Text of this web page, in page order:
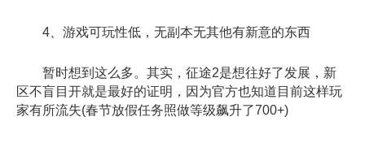
4、游戏可玩性低，无副本无其他有新意的东西
暂时想到这么多。其实，征途2是想往好了发展，新
区不盲目开就是最好的证明，因为官方也知道目前这样玩
家有所流失(春节放假任务照做等级飙升了700+)